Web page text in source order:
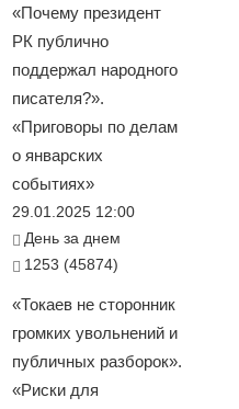
«Почему президент
РК публично
поддержал народного
писателя?».
«Приговоры по делам
о январских
событиях»
29.01.2025 12:00
День за днем
1253 (45874)
«Токаев не сторонник
громких увольнений и
публичных разборок».
«Риски для